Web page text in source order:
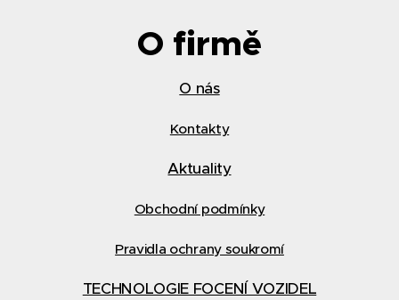
O firmě
O nás
Kontakty
Aktuality
Obchodní podmínky
Pravidla ochrany soukromí
TECHNOLOGIE FOCENÍ VOZIDEL